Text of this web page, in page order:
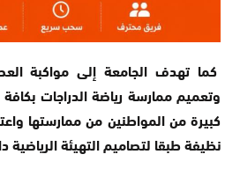
كما تهدف الجامعة إلى مواكبة
وتعميم ممارسة رياضة الدراجات
كبيرة من المواطنين من ممارستها
نظيفة طبقا لتصاميم التهيئة الرياضية